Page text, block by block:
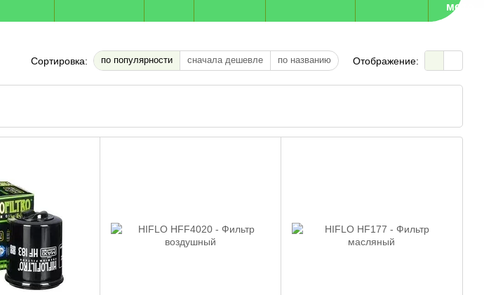
мото
Сортировка: по популярности сначала дешевле по названию Отображение: